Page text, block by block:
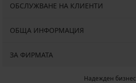
ОБСЛУЖВАНЕ НА КЛИЕНТИ
ОБЩА ИНФОРМАЦИЯ
ЗА ФИРМАТА
Надежден бизнес